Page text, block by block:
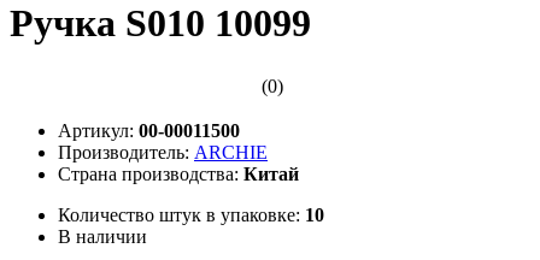
Ручка S010 10099
(0)
Артикул: 00-00011500
Производитель: ARCHIE
Страна производства: Китай
Количество штук в упаковке: 10
В наличии